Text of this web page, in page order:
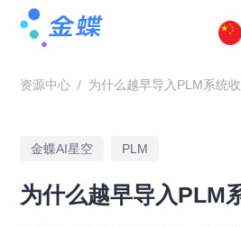
资源中心 / 为什么越早导入PLM系统
金蝶AI星空 PLM
为什么越早导入PLM